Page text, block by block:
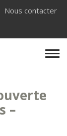
Nous contacter
Instagram
le compte
–